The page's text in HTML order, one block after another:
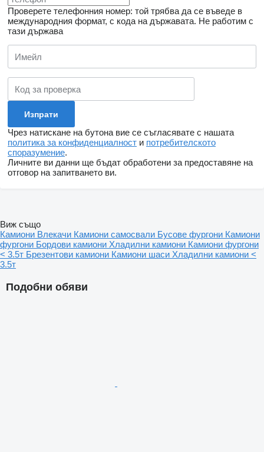
Проверете телефонния номер: той трябва да се въведе в
международния формат, с кода на държавата. Не работим с
тази държава
Чрез натискане на бутона вие се съгласявате с нашата
политика за конфиденциалност и потребителското
споразумение.
Личните ви данни ще бъдат обработени за предоставяне на
отговор на запитването ви.
Подобни обяви
Виж също
Камиони Влекачи Камиони самосвали Бусове фургони Камиони
фургони Бордови камиони Хладилни камиони Камиони фургони
< 3.5т Брезентови камиони Камиони шаси Хладилни камиони <
3.5т